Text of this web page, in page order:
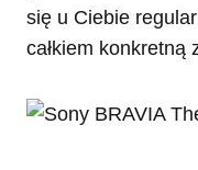
się u Ciebie
całkiem konkretną